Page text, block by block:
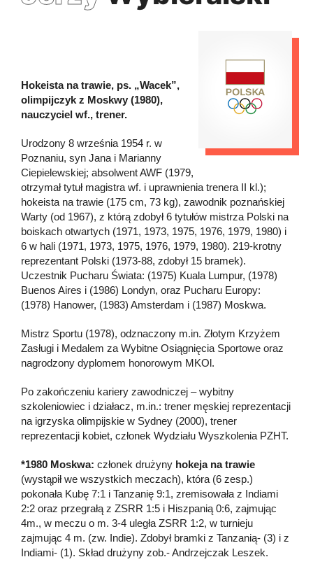
Hokeista na trawie, ps. „Wacek”,
olimpijczyk z Moskwy (1980),
nauczyciel wf., trener.
Urodzony 8 września 1954 r. w
Poznaniu, syn Jana i Marianny
Ciepielewskiej; absolwent AWF (1979,
otrzymał tytuł magistra wf. i uprawnienia trenera II kl.);
hokeista na trawie (175 cm, 73 kg), zawodnik poznańskiej
Warty (od 1967), z którą zdobył 6 tytułów mistrza Polski na
boiskach otwartych (1971, 1973, 1975, 1976, 1979, 1980) i
6 w hali (1971, 1973, 1975, 1976, 1979, 1980). 219-krotny
reprezentant Polski (1973-88, zdobył 15 bramek).
Uczestnik Pucharu Świata: (1975) Kuala Lumpur, (1978)
Buenos Aires i (1986) Londyn, oraz Pucharu Europy:
(1978) Hanower, (1983) Amsterdam i (1987) Moskwa.
Mistrz Sportu (1978), odznaczony m.in. Złotym Krzyżem
Zasługi i Medalem za Wybitne Osiągnięcia Sportowe oraz
nagrodzony dyplomem honorowym MKOl.
Po zakończeniu kariery zawodniczej – wybitny
szkoleniowiec i działacz, m.in.: trener męskiej reprezentacji
na igrzyska olimpijskie w Sydney (2000), trener
reprezentacji kobiet, członek Wydziału Wyszkolenia PZHT.
*1980 Moskwa: członek drużyny hokeja na trawie
(wystąpił we wszystkich meczach), która (6 zesp.)
pokonała Kubę 7:1 i Tanzanię 9:1, zremisowała z Indiami
2:2 oraz przegrałą z ZSRR 1:5 i Hiszpanią 0:6, zajmując
4m., w meczu o m. 3-4 uległa ZSRR 1:2, w turnieju
zajmując 4 m. (zw. Indie). Zdobył bramki z Tanzanią- (3) i z
Indiami- (1). Skład drużyny zob.- Andrzejczak Leszek.